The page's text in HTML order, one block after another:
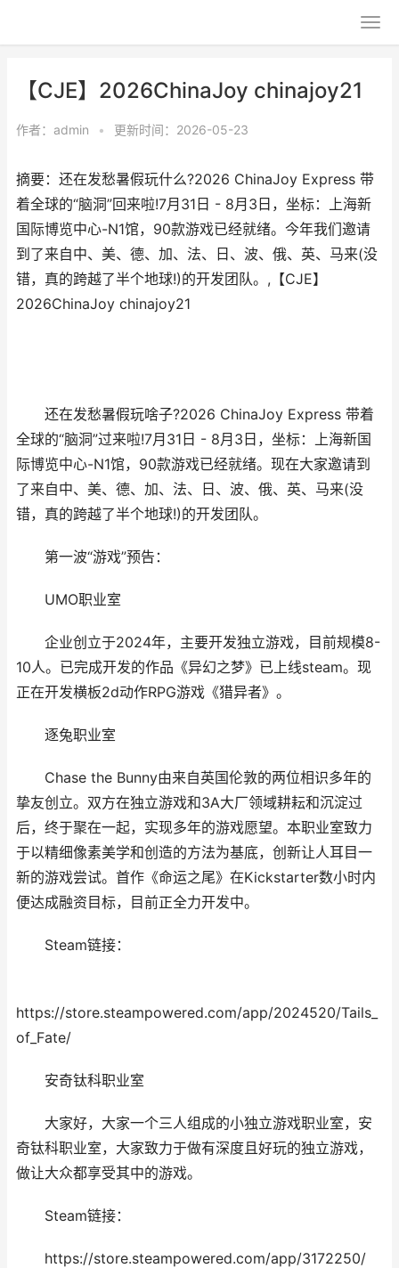
【CJE】2026ChinaJoy chinajoy21
作者： admin • 更新时间：2026-05-23
摘要：还在发愁暑假玩什么?2026 ChinaJoy Express 带
着全球的“脑洞”回来啦!7月31日 - 8月3日，坐标：上海新
国际博览中心-N1馆，90款游戏已经就绪。今年我们邀请
到了来自中、美、德、加、法、日、波、俄、英、马来(没
错，真的跨越了半个地球!)的开发团队。,【CJE】
2026ChinaJoy chinajoy21
还在发愁暑假玩啥子?2026 ChinaJoy Express 带着
全球的“脑洞”过来啦!7月31日 - 8月3日，坐标：上海新国
际博览中心-N1馆，90款游戏已经就绪。现在大家邀请到
了来自中、美、德、加、法、日、波、俄、英、马来(没
错，真的跨越了半个地球!)的开发团队。
第一波“游戏”预告：
UMO职业室
企业创立于2024年，主要开发独立游戏，目前规模8-
10人。已完成开发的作品《异幻之梦》已上线steam。现
正在开发横板2d动作RPG游戏《猎异者》。
逐兔职业室
Chase the Bunny由来自英国伦敦的两位相识多年的
挚友创立。双方在独立游戏和3A大厂领域耕耘和沉淀过
后，终于聚在一起，实现多年的游戏愿望。本职业室致力
于以精细像素美学和创造的方法为基底，创新让人耳目一
新的游戏尝试。首作《命运之尾》在Kickstarter数小时内
便达成融资目标，目前正全力开发中。
Steam链接：
https://store.steampowered.com/app/2024520/Tails_
of_Fate/
安奇钛科职业室
大家好，大家一个三人组成的小独立游戏职业室，安
奇钛科职业室，大家致力于做有深度且好玩的独立游戏，
做让大众都享受其中的游戏。
Steam链接：
https://store.steampowered.com/app/3172250/